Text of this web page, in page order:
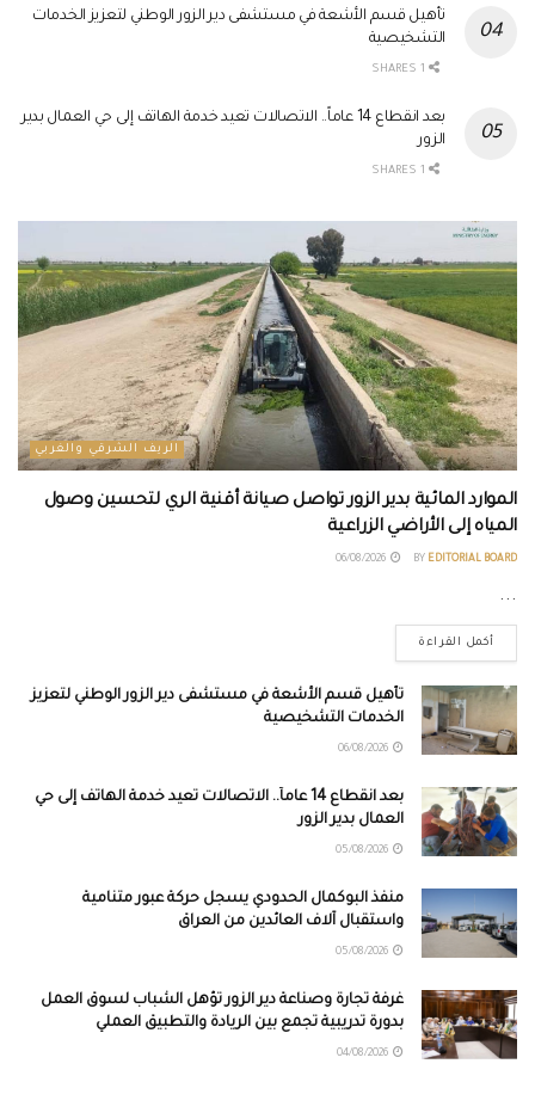
تأهيل قسم الأشعة في مستشفى دير الزور الوطني لتعزيز الخدمات
التشخيصية
بعد انقطاع 14 عاماً.. الاتصالات تعيد خدمة الهاتف إلى حي العمال بدير
الزور
الريف الشرقي والغربي
الموارد المائية بدير الزور تواصل صيانة أقنية الري لتحسين وصول
المياه إلى الأراضي الزراعية
BY EDITORIAL BOARD
...
أكمل القراءة
تأهيل قسم الأشعة في مستشفى دير الزور الوطني لتعزيز
الخدمات التشخيصية
بعد انقطاع 14 عاماً.. الاتصالات تعيد خدمة الهاتف إلى حي
العمال بدير الزور
منفذ البوكمال الحدودي يسجل حركة عبور متنامية
واستقبال آلاف العائدين من العراق
غرفة تجارة وصناعة دير الزور تؤهل الشباب لسوق العمل
بدورة تدريبية تجمع بين الريادة والتطبيق العملي